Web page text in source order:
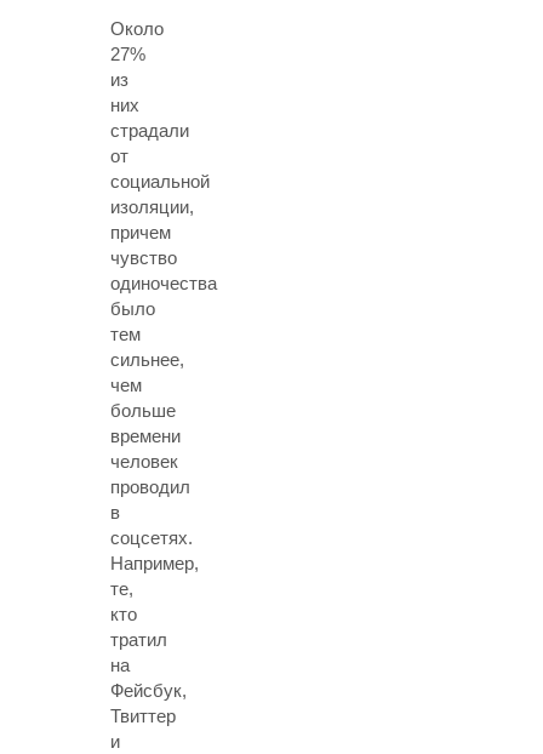
Около
27%
из
них
страдали
от
социальной
изоляции,
причем
чувство
одиночества
было
тем
сильнее,
чем
больше
времени
человек
проводил
в
соцсетях.
Например,
те,
кто
тратил
на
Фейсбук,
Твиттер
и